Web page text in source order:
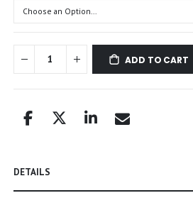
ADD TO CART
DETAILS